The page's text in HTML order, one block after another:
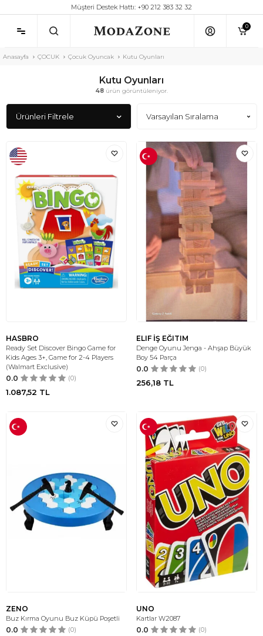
Müşteri Destek Hattı: +90 212 383 32 32
0
Anasayfa ÇOCUK Çocuk Oyuncak Kutu Oyunları
Kutu Oyunları
48 ürün görüntüleniyor.
Ürünleri Filtrele
HASBRO
Ready Set Discover Bingo Game for
Kids Ages 3+, Game for 2-4 Players
(Walmart Exclusive)
0.0 (0)
1.087,52 TL
ELIF İŞ EĞITIM
Denge Oyunu Jenga - Ahşap Büyük
Boy 54 Parça
0.0 (0)
256,18 TL
ZENO
Buz Kırma Oyunu Buz Küpü Poşetli
0.0 (0)
UNO
Kartlar W2087
0.0 (0)